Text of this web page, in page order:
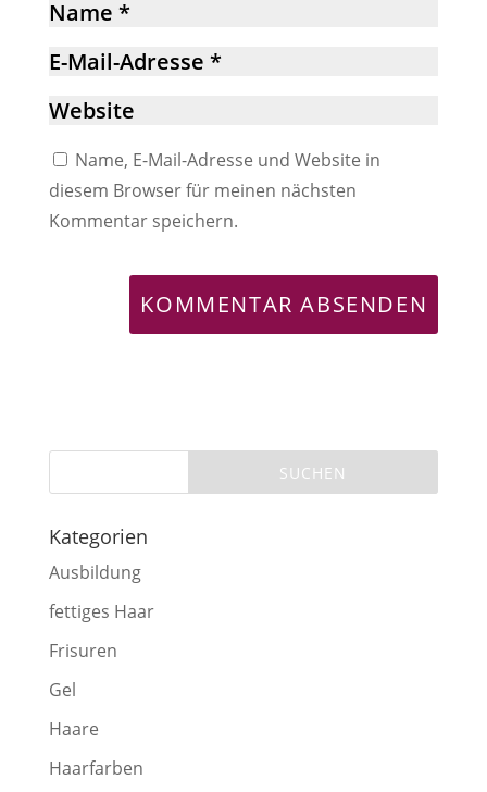
Name, E-Mail-Adresse und Website in
diesem Browser für meinen nächsten
Kommentar speichern.
Kategorien
Ausbildung
fettiges Haar
Frisuren
Gel
Haare
Haarfarben